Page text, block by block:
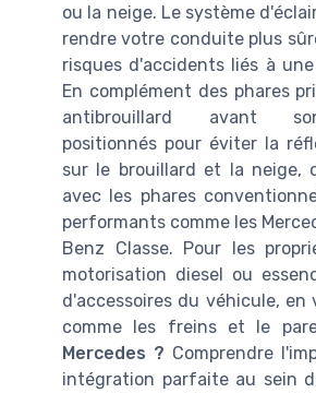
ou la neige. Le système
rendre votre conduite plus
risques d'accidents liés à
En complément des phares
antibrouillard avant
positionnés pour éviter la
sur le brouillard et la neige,
avec les phares
performants comme les
Benz Classe. Pour les
motorisation diesel ou
d'accessoires du véhicule,
comme les freins et le
Mercedes ? Comprendre
intégration parfaite au sein